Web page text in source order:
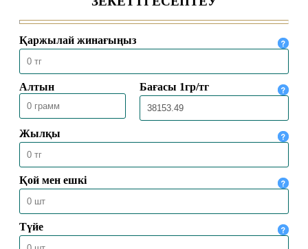
04.08.2026 2009
БАС МҮФТИ ТӨРАЛҚА МӘЖІЛІСІН
ӨТКІЗДІ
31.07.2026